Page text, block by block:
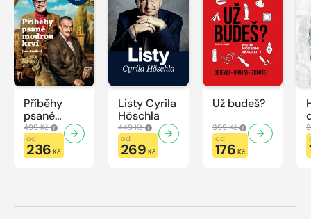
Příběhy
psané
modrou
krví
499 Kč
od
236 Kč
Listy Cyrila
Höschla
449 Kč
od
269 Kč
Už budeš?
399 Kč
od
176 Kč